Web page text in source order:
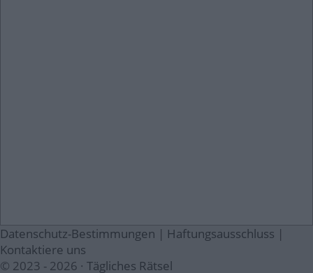
Datenschutz-Bestimmungen | Haftungsausschluss |
Kontaktiere uns
© 2023 - 2026 · Tägliches Rätsel